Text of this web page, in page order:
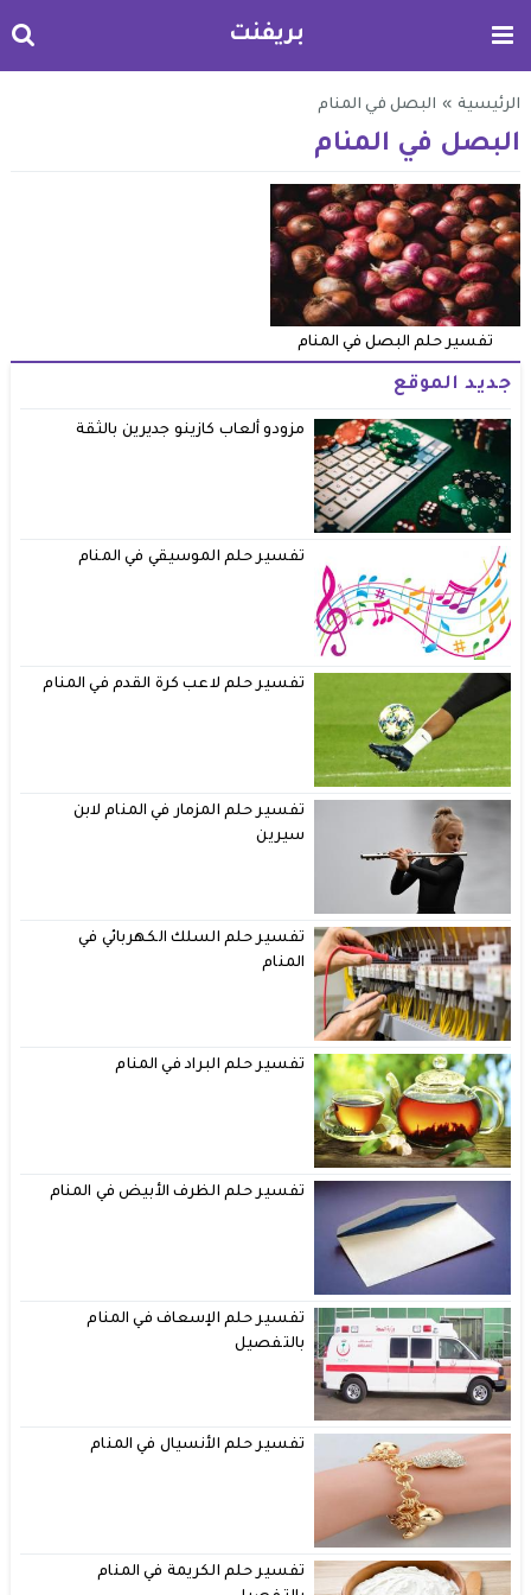
بريفنت
الرئيسية » البصل في المنام
البصل في المنام
تفسير حلم البصل في المنام
جديد الموقع
مزودو ألعاب كازينو جديرين بالثقة
تفسير حلم الموسيقي في المنام
تفسير حلم لاعب كرة القدم في المنام
تفسير حلم المزمار في المنام لابن
سيرين
تفسير حلم السلك الكهربائي في
المنام
تفسير حلم البراد في المنام
تفسير حلم الظرف الأبيض في المنام
تفسير حلم الإسعاف في المنام
بالتفصيل
تفسير حلم الأنسيال في المنام
تفسير حلم الكريمة في المنام